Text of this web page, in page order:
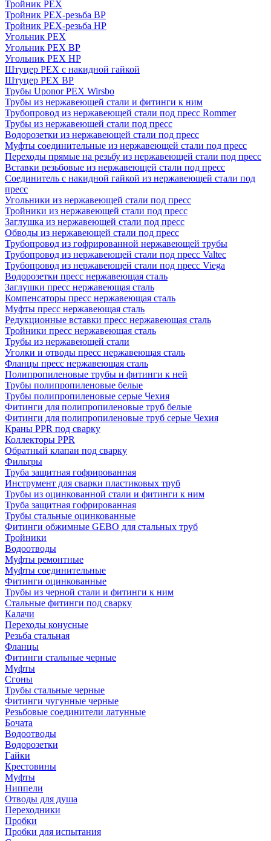
Тройник PEX
Тройник PEX-резьба ВР
Тройник PEX-резьба НР
Угольник PEX
Угольник PEX ВР
Угольник PEX НР
Штуцер PEX c накидной гайкой
Штуцер PEX ВР
Трубы Uponor PEX Wirsbo
Трубы из нержавеющей стали и фитинги к ним
Трубопровод из нержавеющей стали под пресс Rommer
Трубы из нержавеющей стали под пресс
Водорозетки из нержавеющей стали под пресс
Муфты соединительные из нержавеющей стали под пресс
Переходы прямые на резьбу из нержавеющей стали под пресс
Вставки резьбовые из нержавеющей стали под пресс
Соединитель с накидной гайкой из нержавеющей стали под
пресс
Угольники из нержавеющей стали под пресс
Тройники из нержавеющей стали под пресс
Заглушка из нержавеющей стали под пресс
Обводы из нержавеющей стали под пресс
Трубопровод из гофрированной нержавеющей трубы
Трубопровод из нержавеющей стали под пресс Valtec
Трубопровод из нержавеющей стали под пресс Viega
Водорозетки пресс нержавеющая сталь
Заглушки пресс нержавеющая сталь
Компенсаторы пресс нержавеющая сталь
Муфты пресс нержавеющая сталь
Редукционные вставки пресс нержавеющая сталь
Тройники пресс нержавеющая сталь
Трубы из нержавеющей стали
Уголки и отводы пресс нержавеющая сталь
Фланцы пресс нержавеющая сталь
Полипропиленовые трубы и фитинги к ней
Трубы полипропиленовые белые
Трубы полипропиленовые серые Чехия
Фитинги для полипропиленовые труб белые
Фитинги для полипропиленовые труб серые Чехия
Краны PPR под сварку
Коллекторы PPR
Обратный клапан под сварку
Фильтры
Труба защитная гофрированная
Инструмент для сварки пластиковых труб
Трубы из оцинкованной стали и фитинги к ним
Труба защитная гофрированная
Трубы стальные оцинкованные
Фитинги обжимные GEBO для стальных труб
Тройники
Водоотводы
Муфты ремонтные
Муфты соединительные
Фитинги оцинкованные
Трубы из черной стали и фитинги к ним
Стальные фитинги под сварку
Калачи
Переходы конусные
Резьба стальная
Фланцы
Фитинги стальные черные
Муфты
Сгоны
Трубы стальные черные
Фитинги чугунные черные
Резьбовые соединители латунные
Бочата
Водоотводы
Водорозетки
Гайки
Крестовины
Муфты
Ниппели
Отводы для душа
Переходники
Пробки
Пробки для испытания